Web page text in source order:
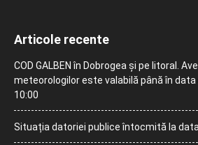
Articole recente
COD GALBEN în Dobrogea și pe litoral.
meteorologilor este valabilă până în data
10:00
Situația datoriei publice întocmită la